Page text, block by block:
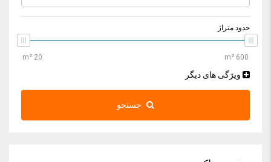
حدود متراژ
ویژگی های دیگر
جستجو